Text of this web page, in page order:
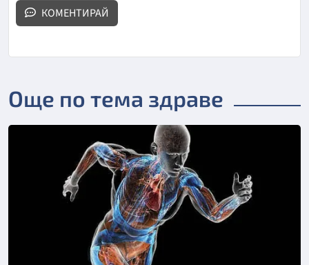
КОМЕНТИРАЙ
Още по тема здраве